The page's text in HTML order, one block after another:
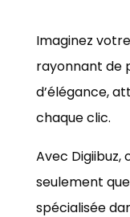
Imaginez votre
rayonnant de
d’élégance,
chaque clic.
Avec
seulement
spécialisée